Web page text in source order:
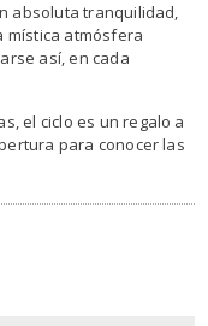
absoluta tranquilidad,
mística atmósfera
así, en cada
el ciclo es un regalo a
para conocer las